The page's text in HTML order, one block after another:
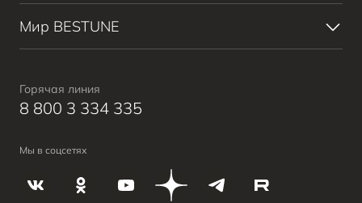
ПОЛУЧИТЬ ПРЕДЛОЖЕНИЕ
АВТОМОБИЛИ В НАЛИЧИИ
ЗАПИСАТЬСЯ НА СЕРВИС
Мир BESTUNE
Горячая линия
8 800 3 334 335
Мы в соцсетях